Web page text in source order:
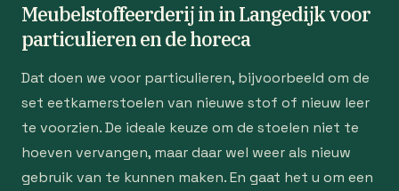
Meubelstoffeerderij in in Langedijk voor
particulieren en de horeca
Dat doen we voor particulieren, bijvoorbeeld om de
set eetkamerstoelen van nieuwe stof of nieuw leer
te voorzien. De ideale keuze om de stoelen niet te
hoeven vervangen, maar daar wel weer als nieuw
gebruik van te kunnen maken. En gaat het u om een